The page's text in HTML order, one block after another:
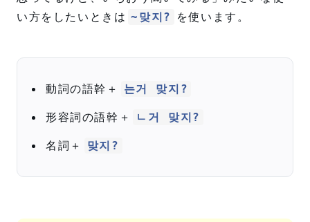
い方をしたいときは ~맞지? を使います。
動詞の語幹＋ 는거 맞지?
形容詞の語幹＋ ㄴ거 맞지?
名詞＋ 맞지?